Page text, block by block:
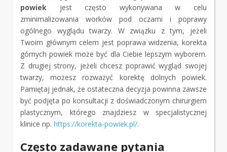
powiek jest często wykonywana w celu
zminimalizowania worków pod oczami i poprawy
ogólnego wyglądu twarzy. W związku z tym, jeżeli
Twoim głównym celem jest poprawa widzenia, korekta
górnych powiek może być dla Ciebie lepszym wyborem.
Z drugiej strony, jeżeli chcesz poprawić wygląd swojej
twarzy, możesz rozważyć korektę dolnych powiek.
Pamiętaj jednak, że ostateczna decyzja powinna zawsze
być podjęta po konsultacji z doświadczonym chirurgiem
plastycznym, którego znajdziesz w specjalistycznej
klinice np. https://korekta-powiek.pl/.
Często zadawane pytania